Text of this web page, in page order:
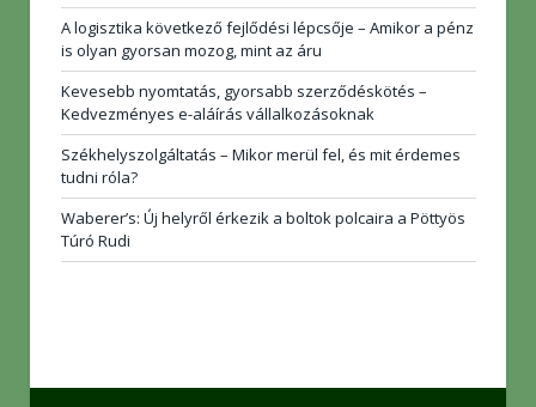
A logisztika következő fejlődési lépcsője – Amikor a pénz
is olyan gyorsan mozog, mint az áru
Kevesebb nyomtatás, gyorsabb szerződéskötés –
Kedvezményes e-aláírás vállalkozásoknak
Székhelyszolgáltatás – Mikor merül fel, és mit érdemes
tudni róla?
Waberer’s: Új helyről érkezik a boltok polcaira a Pöttyös
Túró Rudi